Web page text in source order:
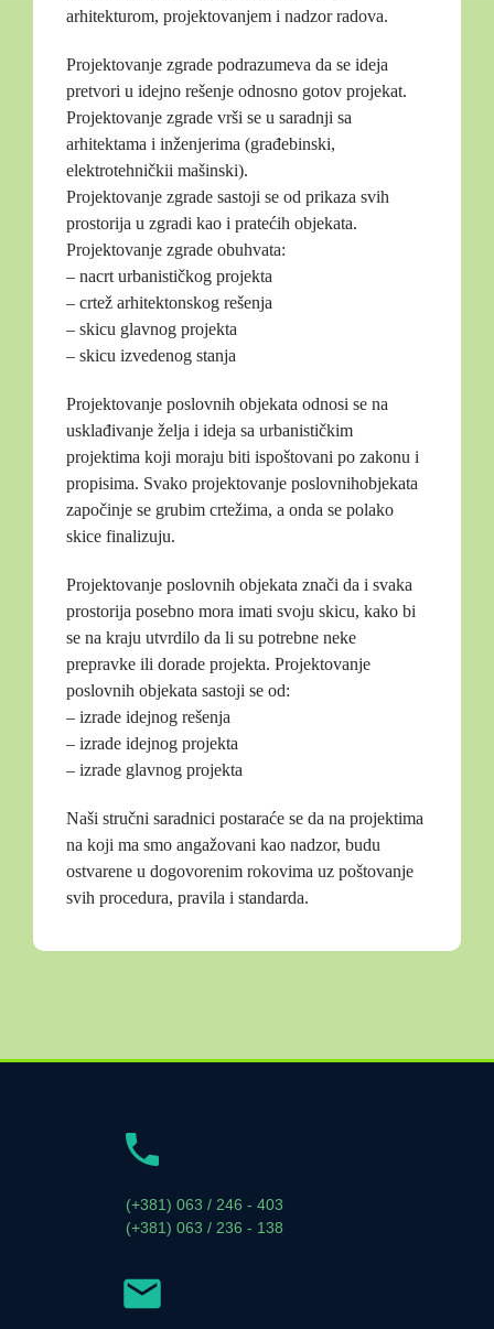
arhitekturom, projektovanjem i nadzor radova.
Projektovanje zgrade podrazumeva da se ideja
pretvori u idejno rešenje odnosno gotov projekat.
Projektovanje zgrade vrši se u saradnji sa
arhitektama i inženjerima (građebinski,
elektrotehničkii mašinski).
Projektovanje zgrade sastoji se od prikaza svih
prostorija u zgradi kao i pratećih objekata.
Projektovanje zgrade obuhvata:
– nacrt urbanističkog projekta
– crtež arhitektonskog rešenja
– skicu glavnog projekta
– skicu izvedenog stanja
Projektovanje poslovnih objekata odnosi se na
usklađivanje želja i ideja sa urbanističkim
projektima koji moraju biti ispoštovani po zakonu i
propisima. Svako projektovanje poslovnihobjekata
započinje se grubim crtežima, a onda se polako
skice finalizuju.
Projektovanje poslovnih objekata znači da i svaka
prostorija posebno mora imati svoju skicu, kako bi
se na kraju utvrdilo da li su potrebne neke
prepravke ili dorade projekta. Projektovanje
poslovnih objekata sastoji se od:
– izrade idejnog rešenja
– izrade idejnog projekta
– izrade glavnog projekta
Naši stručni saradnici postaraće se da na projektima
na koji ma smo angažovani kao nadzor, budu
ostvarene u dogovorenim rokovima uz poštovanje
svih procedura, pravila i standarda.
(+381) 063 / 246 - 403
(+381) 063 / 236 - 138